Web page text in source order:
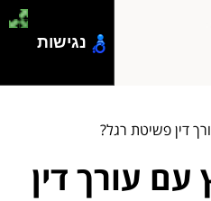
דין פשיטת רגל?
עם עורך דין
נגישות